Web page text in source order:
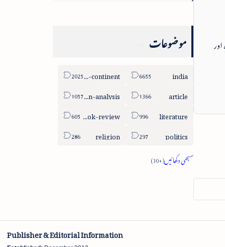
موضوعات
india
sub-continent
article
column-analysis
literature
book-review
politics
religion
Publisher & Editorial Information